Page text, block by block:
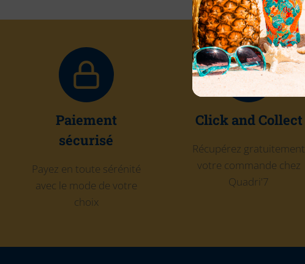
Paiement
sécurisé
Payez en toute sérénité
avec le mode de votre
choix
Click and Collect
Récupérez gratuitement
votre commande chez
Quadri'7